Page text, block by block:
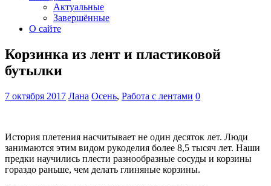
Актуальные
Завершённые
О сайте
Корзинка из лент и пластиковой
бутылки
7 октября 2017 Лана Осень, Работа с лентами 0
История плетения насчитывает не один десяток лет. Люди
занимаются этим видом рукоделия более 8,5 тысяч лет. Наши
предки научились плести разнообразные сосуды и корзины
гораздо раньше, чем делать глиняные корзины.